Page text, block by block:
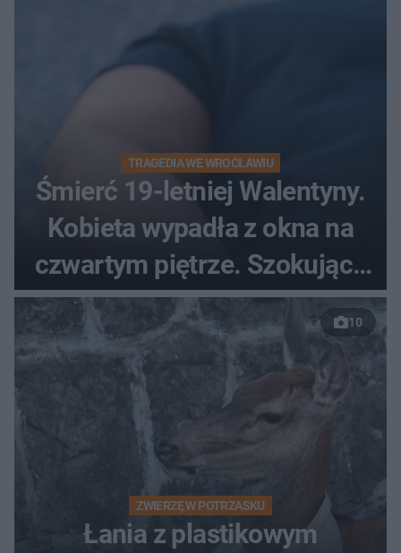
TRAGEDIA WE WROCŁAWIU
Śmierć 19-letniej Walentyny.
Kobieta wypadła z okna na
czwartym piętrze. Szokujące
nagranie trafiło do sieci
10
ZWIERZĘ W POTRZASKU
Łania z plastikowym